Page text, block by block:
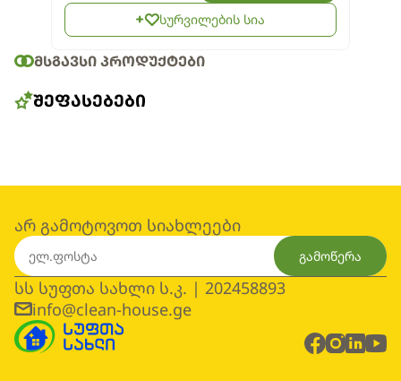
სურვილების სია
ᲛᲡᲒᲐᲕᲡᲘ ᲞᲠᲝᲓᲣᲥᲢᲔᲑᲘ
ᲨᲔᲤᲐᲡᲔᲑᲔᲑᲘ
არ გამოტოვოთ სიახლეები
გამოწერა
სს სუფთა სახლი ს.კ. | 202458893
info@clean-house.ge